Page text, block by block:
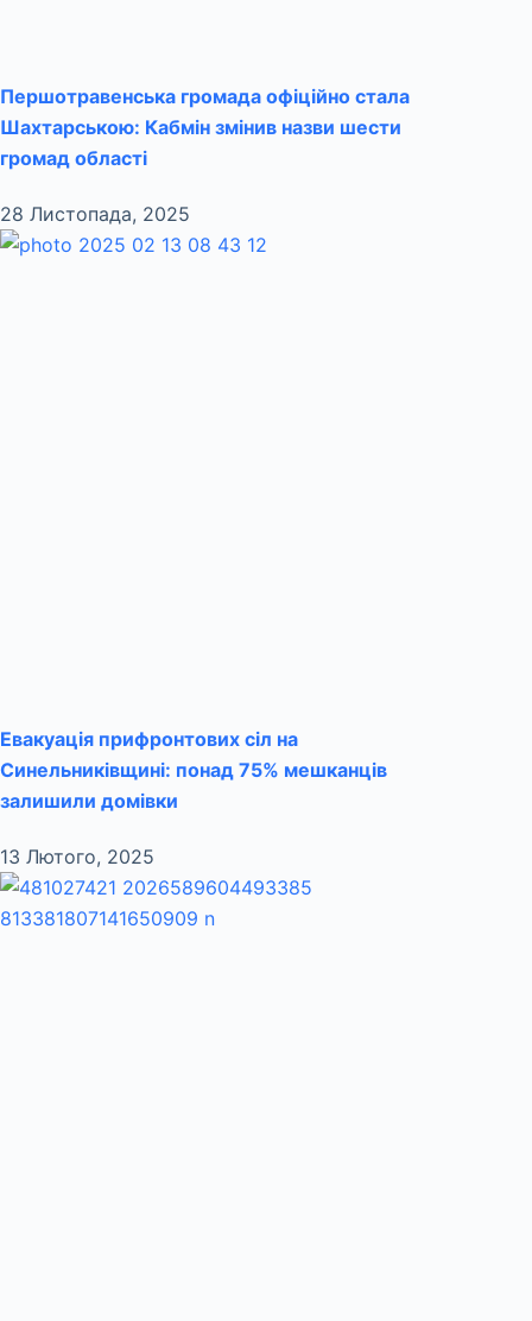
Першотравенська громада офіційно стала
Шахтарською: Кабмін змінив назви шести
громад області
28 Листопада, 2025
Евакуація прифронтових сіл на
Синельниківщині: понад 75% мешканців
залишили домівки
13 Лютого, 2025